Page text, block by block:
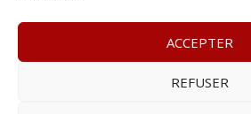
ACCEPTER
REFUSER
– www.leprobant.fr